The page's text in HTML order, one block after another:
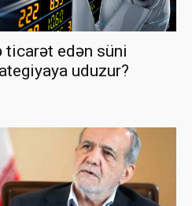
ticarət edən süni
uduzur?